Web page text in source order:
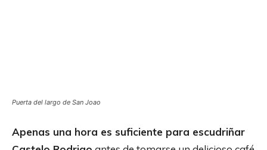
Puerta del largo de San Joao
Apenas una hora es suficiente para escudriñar